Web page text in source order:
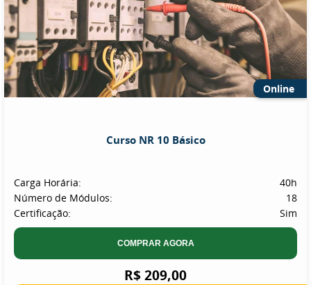
Online
Curso NR 10 Básico
Carga Horária:
40h
Número de Módulos:
18
Certificação:
Sim
COMPRAR AGORA
R$ 209,00